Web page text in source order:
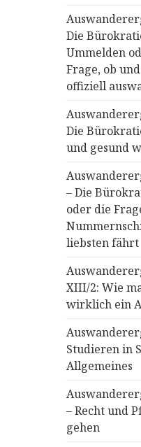
Die
Ummelden
Frage, ob
offiziell
Die
und gesund
– Die
oder die
liebsten fährt
XIII/2: Wie
wirklich ein
Studieren in
Allgemeines
– Recht und
gehen